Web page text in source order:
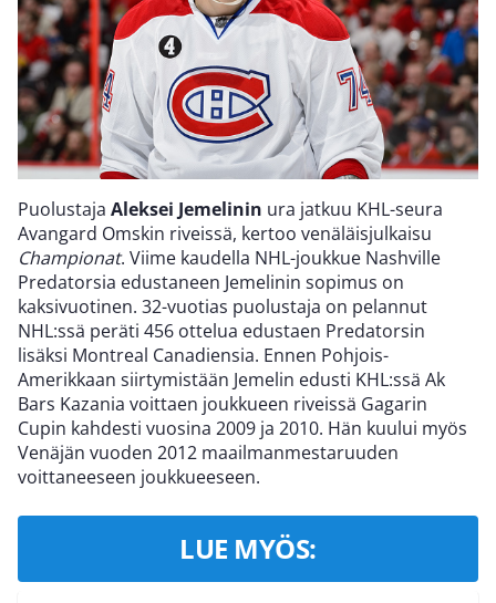
Puolustaja Aleksei Jemelinin ura jatkuu KHL-seura
Avangard Omskin riveissä, kertoo venäläisjulkaisu
Championat. Viime kaudella NHL-joukkue Nashville
Predatorsia edustaneen Jemelinin sopimus on
kaksivuotinen. 32-vuotias puolustaja on pelannut
NHL:ssä peräti 456 ottelua edustaen Predatorsin
lisäksi Montreal Canadiensia. Ennen Pohjois-
Amerikkaan siirtymistään Jemelin edusti KHL:ssä Ak
Bars Kazania voittaen joukkueen riveissä Gagarin
Cupin kahdesti vuosina 2009 ja 2010. Hän kuului myös
Venäjän vuoden 2012 maailmanmestaruuden
voittaneeseen joukkueeseen.
LUE MYÖS: